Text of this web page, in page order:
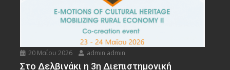
20 Μαΐου 2026 admin admin
Στο Δελβινάκι η 3η Διεπιστημονική